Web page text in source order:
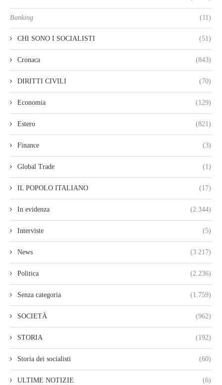
Banking (11)
CHI SONO I SOCIALISTI (51)
Cronaca (843)
DIRITTI CIVILI (70)
Economia (129)
Estero (821)
Finance (3)
Global Trade (1)
IL POPOLO ITALIANO (17)
In evidenza (2.344)
Interviste (5)
News (3.217)
Politica (2.236)
Senza categoria (1.759)
SOCIETÀ (962)
STORIA (192)
Storia dei socialisti (60)
ULTIME NOTIZIE (6)